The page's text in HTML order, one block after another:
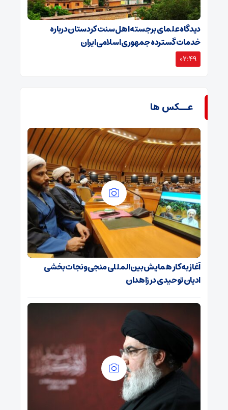
دیدگاه علمای برجسته اهل سنت کردستان درباره
خدمات گسترده جمهوری اسلامی ایران
02:49
عــکس ها
آغاز به کار همایش بین‌المللی منجی و نجات بخشی
ادیان توحیدی در زاهدان